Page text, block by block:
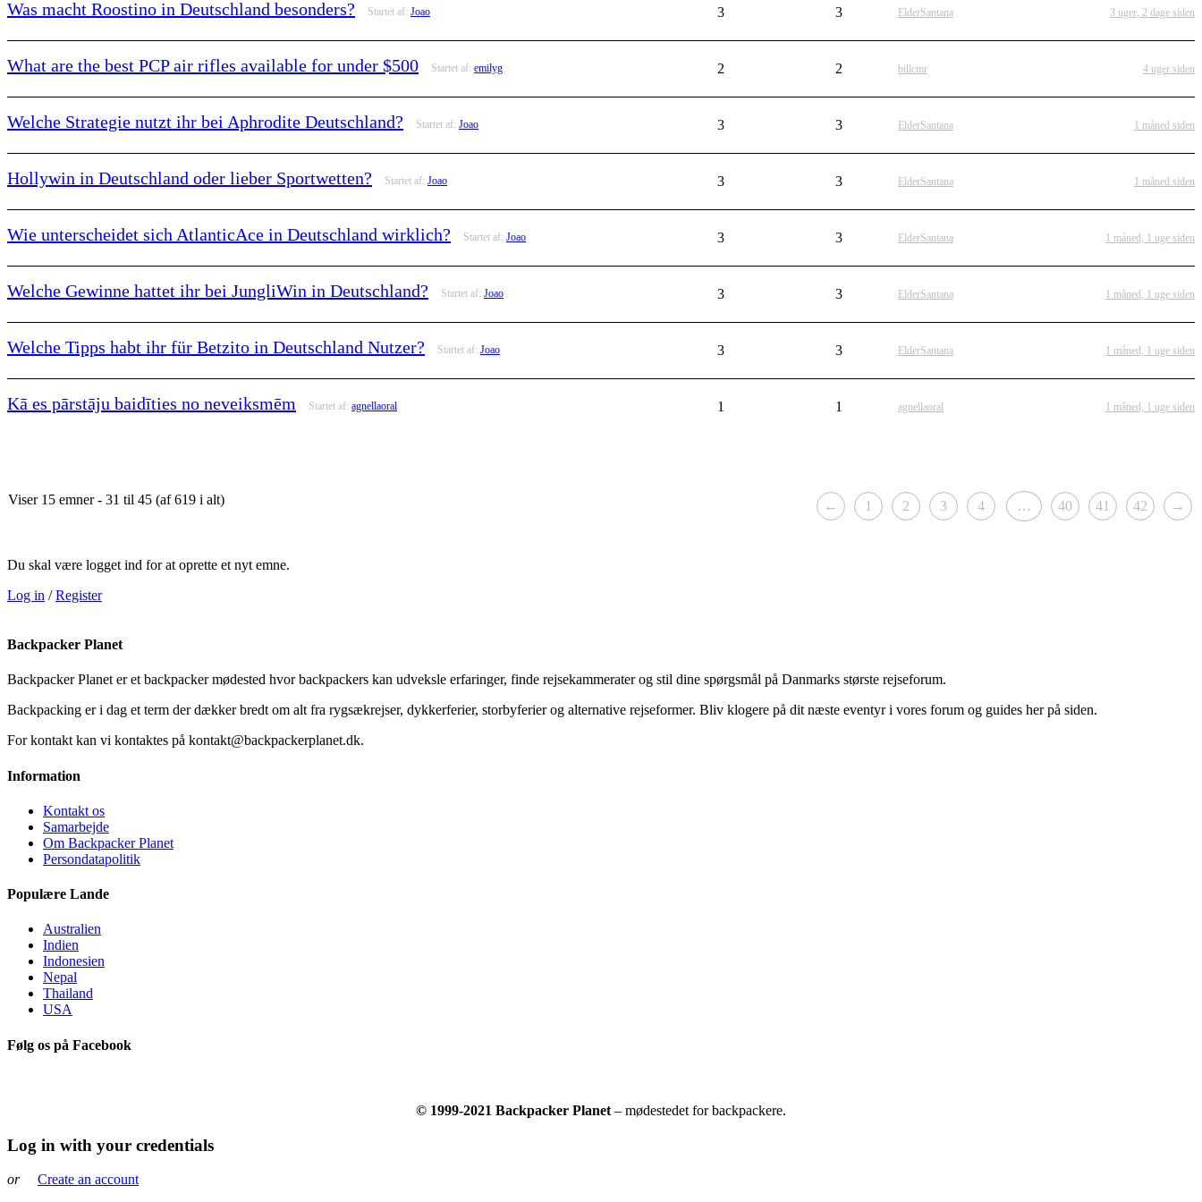
Was macht Roostino in Deutschland besonders? Startet af: Joao 3 3 3 uger, 2 dage siden
ElderSantana
What are the best PCP air rifles available for under $500 Startet af: emilyg 2 2 4 uger siden
billcmr
Welche Strategie nutzt ihr bei Aphrodite Deutschland? Startet af: Joao 3 3 1 måned siden
ElderSantana
Hollywin in Deutschland oder lieber Sportwetten? Startet af: Joao 3 3 1 måned siden
ElderSantana
Wie unterscheidet sich AtlanticAce in Deutschland wirklich? Startet af: Joao 3 3 1 måned, 1 uge siden
ElderSantana
Welche Gewinne hattet ihr bei JungliWin in Deutschland? Startet af: Joao 3 3 1 måned, 1 uge siden
ElderSantana
Welche Tipps habt ihr für Betzito in Deutschland Nutzer? Startet af: Joao 3 3 1 måned, 1 uge siden
ElderSantana
Kā es pārstāju baidīties no neveiksmēm Startet af: agnellaoral 1 1 1 måned, 1 uge siden
agnellaoral
Viser 15 emner - 31 til 45 (af 619 i alt) ← 1 2 3 4 … 40 41 42 →
Du skal være logget ind for at oprette et nyt emne.
Log in /Register
Backpacker Planet
Backpacker Planet er et backpacker mødested hvor backpackers kan udveksle erfaringer, finde rejsekammerater og stil dine spørgsmål på Danmarks største rejseforum.
Backpacking er i dag et term der dækker bredt om alt fra rygsækrejser, dykkerferier, storbyferier og alternative rejseformer. Bliv klogere på dit næste eventyr i vores forum og guides her på siden.
For kontakt kan vi kontaktes på kontakt@backpackerplanet.dk.
Information
Kontakt os
Samarbejde
Om Backpacker Planet
Persondatapolitik
Populære Lande
Australien
Indien
Indonesien
Nepal
Thailand
USA
Følg os på Facebook
© 1999-2021 Backpacker Planet – mødestedet for backpackere.
Log in with your credentials
or Create an account